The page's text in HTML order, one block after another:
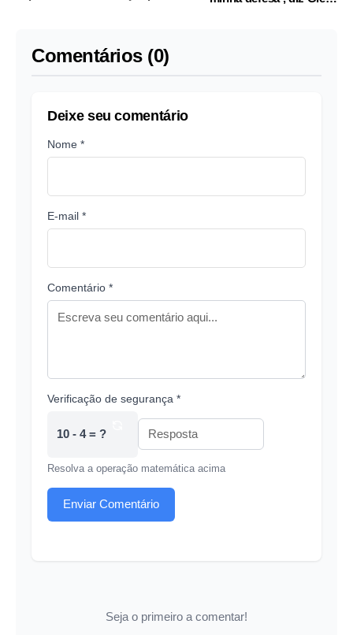
Comentários (0)
Deixe seu comentário
Nome *
E-mail *
Comentário *
Verificação de segurança *
10 - 4 = ?
Resolva a operação matemática acima
Enviar Comentário
Seja o primeiro a comentar!